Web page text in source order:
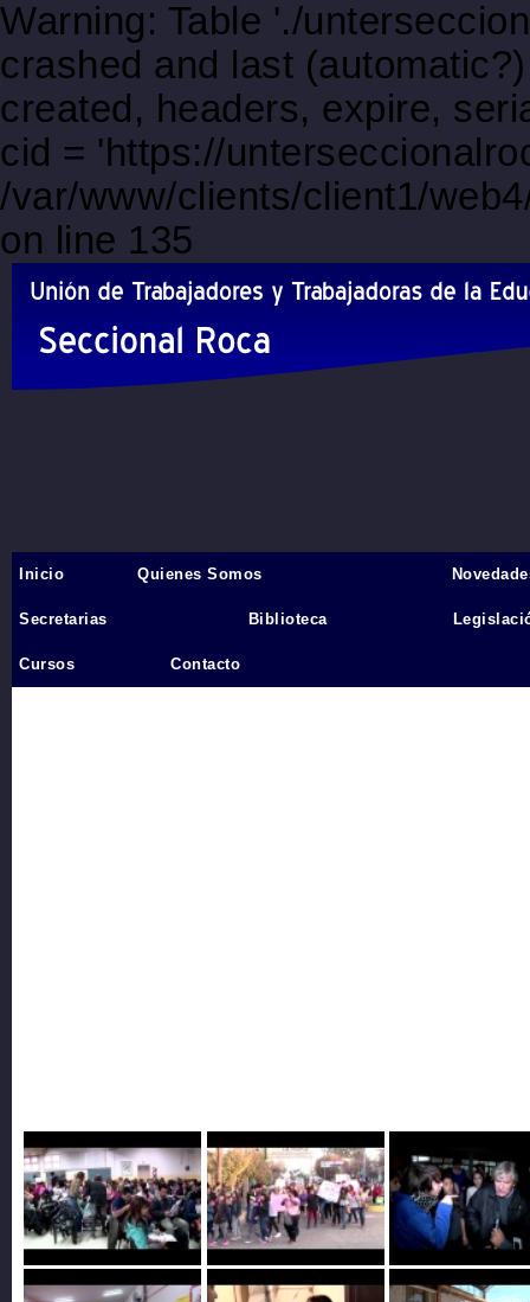
Warning: Table './
crashed and last
created, headers, expire,
cid = 'https://
/var/www/clients/client1/
on line 135
Inicio
Inicio Quienes Somos
Secretarias Biblioteca
Cursos Contacto